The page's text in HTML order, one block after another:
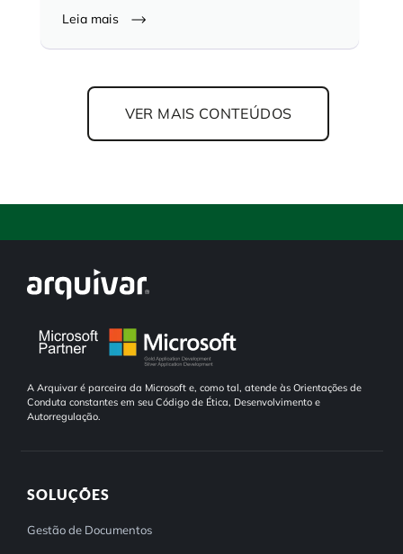
Leia mais
VER MAIS CONTEÚDOS
A Arquivar é parceira da Microsoft e, como tal, atende às Orientações de
Conduta constantes em seu Código de Ética, Desenvolvimento e
Autorregulação.
SOLUÇÕES
Gestão de Documentos